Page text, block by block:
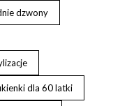
dzwony
dla 60 latki